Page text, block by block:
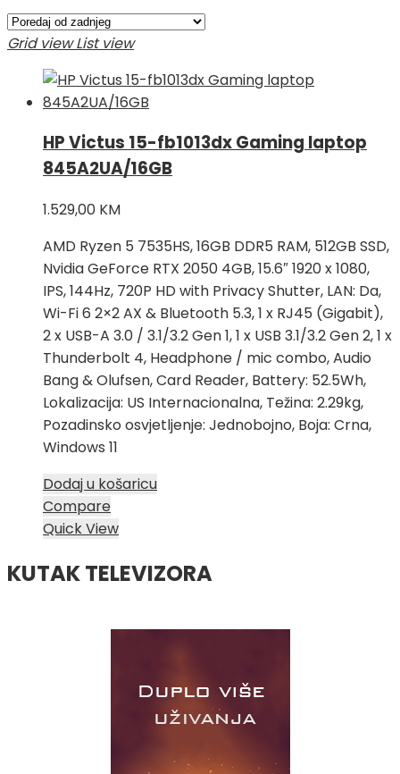
Grid view List view
HP Victus 15-fb1013dx Gaming laptop
845A2UA/16GB
1.529,00 KM
AMD Ryzen 5 7535HS, 16GB DDR5 RAM, 512GB SSD,
Nvidia GeForce RTX 2050 4GB, 15.6″ 1920 x 1080,
IPS, 144Hz, 720P HD with Privacy Shutter, LAN: Da,
Wi-Fi 6 2×2 AX & Bluetooth 5.3, 1 x RJ45 (Gigabit),
2 x USB-A 3.0 / 3.1/3.2 Gen 1, 1 x USB 3.1/3.2 Gen 2, 1 x
Thunderbolt 4, Headphone / mic combo, Audio
Bang & Olufsen, Card Reader, Battery: 52.5Wh,
Lokalizacija: US Internacionalna, Težina: 2.29kg,
Pozadinsko osvjetljenje: Jednobojno, Boja: Crna,
Windows 11
Dodaj u košaricu
Compare
Quick View
KUTAK TELEVIZORA